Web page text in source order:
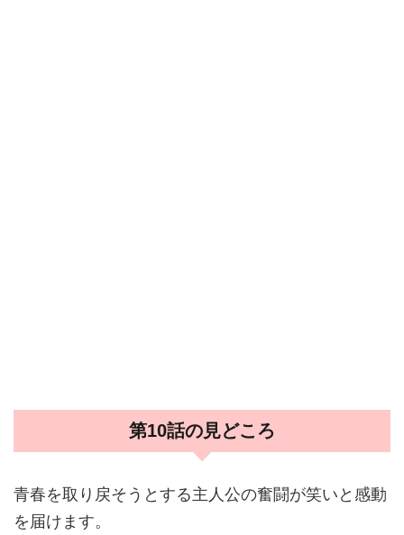
第10話の見どころ
青春を取り戻そうとする主人公の奮闘が笑いと感動
を届けます。